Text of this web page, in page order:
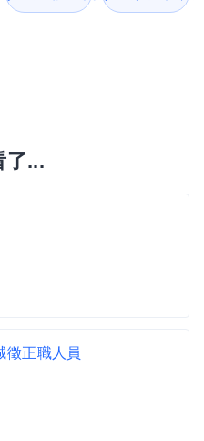
了...
徵正職人員